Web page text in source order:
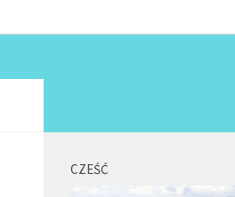
CZEŚĆ